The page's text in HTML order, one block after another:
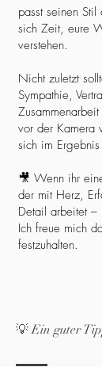
passt seinen
sich Zeit, eure
verstehen.
Nicht zuletzt
Sympathie,
vor der Kamera
sich im
🎥 Wenn ihr
der mit Herz,
Detail arbeitet –
Ich freue mich
festzuhalten.
💡 Ein guter